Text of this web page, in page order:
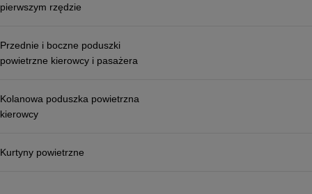
pierwszym rzędzie
Przednie i boczne poduszki
powietrzne kierowcy i pasażera
Kolanowa poduszka powietrzna
kierowcy
Kurtyny powietrzne